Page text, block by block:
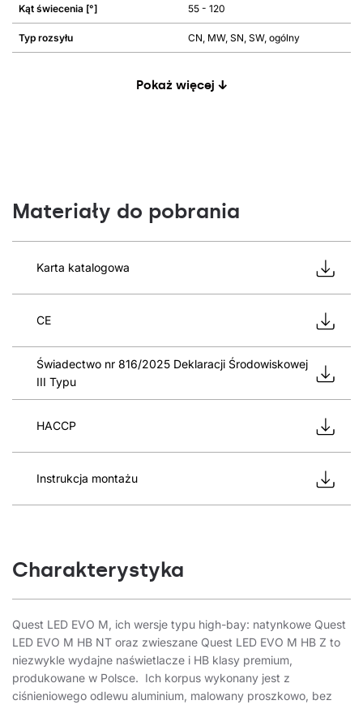
Kąt świecenia [°] 55 - 120
Typ rozsyłu CN, MW, SN, SW, ogólny
Pokaż więcej ↓
Materiały do pobrania
Karta katalogowa
CE
Świadectwo nr 816/2025 Deklaracji Środowiskowej
III Typu
HACCP
Instrukcja montażu
Charakterystyka
Quest LED EVO M, ich wersje typu high-bay: natynkowe Quest
LED EVO M HB NT oraz zwieszane Quest LED EVO M HB Z to
niezwykle wydajne naświetlacze i HB klasy premium,
produkowane w Polsce. Ich korpus wykonany jest z
ciśnieniowego odlewu aluminium, malowany proszkowo, bez